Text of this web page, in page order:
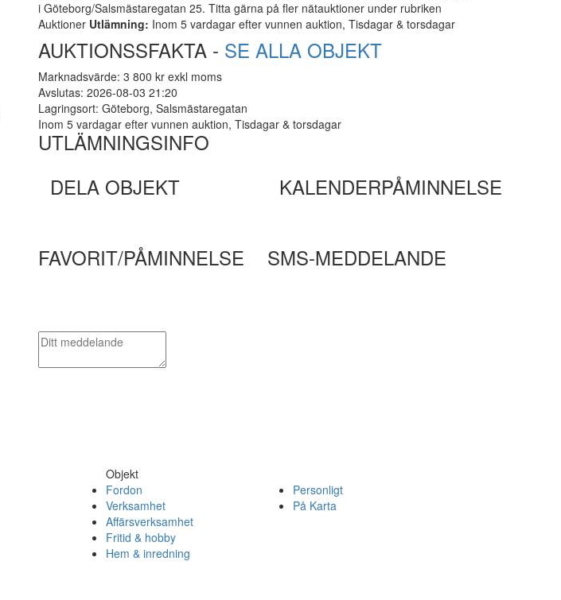
i Göteborg/Salsmästaregatan 25. Titta gärna på fler nätauktioner under rubriken
Auktioner Utlämning: Inom 5 vardagar efter vunnen auktion, Tisdagar & torsdagar
AUKTIONSSFAKTA - SE ALLA OBJEKT
Marknadsvärde: 3 800 kr exkl moms
Avslutas: 2026-08-03 21:20
Lagringsort: Göteborg, Salsmästaregatan
Inom 5 vardagar efter vunnen auktion, Tisdagar & torsdagar
UTLÄMNINGSINFO
DELA OBJEKT
KALENDERPÅMINNELSE
FAVORIT/PÅMINNELSE SMS-MEDDELANDE
Objekt
Fordon
Verksamhet
Affärsverksamhet
Fritid & hobby
Hem & inredning
Personligt
På Karta